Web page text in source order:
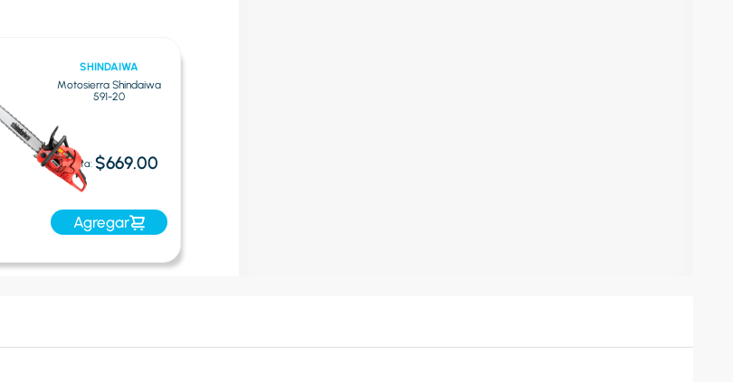
SHINDAIWA
Motosierra Shindaiwa
591-20
Oferta:$669.00
Agregar